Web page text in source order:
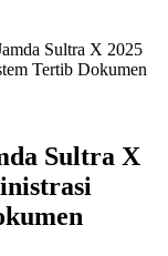
Sultra X 2025
Tertib Dokumen
Sultra X